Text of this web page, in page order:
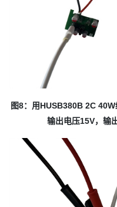
图8：用HUSB380B 2C
输出电压15V，输